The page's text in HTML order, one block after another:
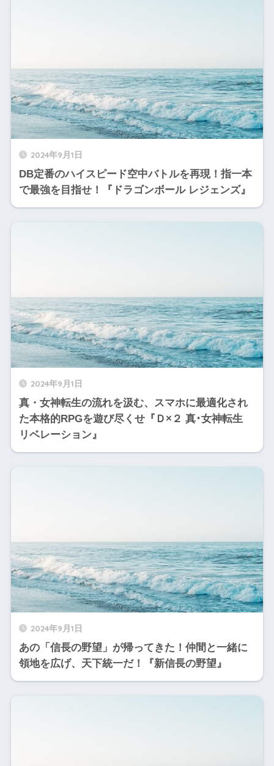
2024年9月1日
DB定番のハイスピード空中バトルを再現！指一本
で最強を目指せ！『ドラゴンボール レジェンズ』
2024年9月1日
真・女神転生の流れを汲む、スマホに最適化され
た本格的RPGを遊び尽くせ『Ｄ×２ 真･女神転生
リベレーション』
2024年9月1日
あの「信長の野望」が帰ってきた！仲間と一緒に
領地を広げ、天下統一だ！『新信長の野望』